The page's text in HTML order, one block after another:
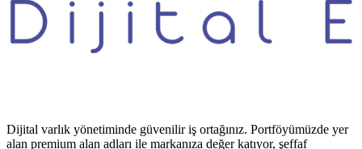
Dijital varlık yönetiminde güvenilir iş ortağınız. Portföyümüzde yer
alan premium alan adları ile markanıza değer katıyor, şeffaf